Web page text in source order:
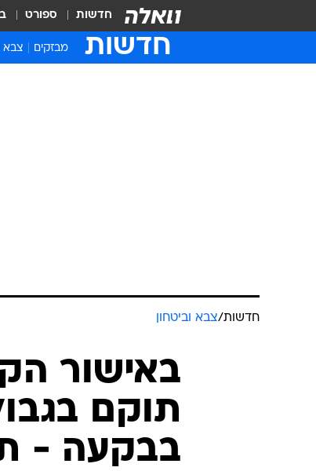
חדשות ספורט
חדשות מבזקים צבא
חדשות/צבא וביטחון
באישור
תוקם
בבקעה -